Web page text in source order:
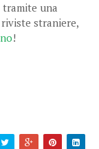
una
straniere,
!